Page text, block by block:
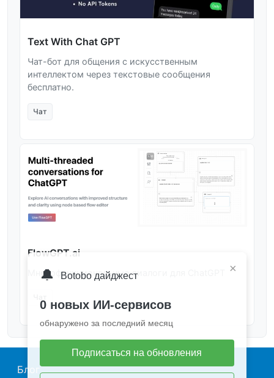
Text With Chat GPT
Чат-бот для общения с искусственным
интеллектом через текстовые сообщения
бесплатно.
Чат
FlowGPT.ai
Многофункциональные диалоги для ChatGPT
Main navigation
Блог
×
🔔 Botobo дайджест
0 новых ИИ-сервисов
обнаружено за последний месяц
Подписаться на обновления